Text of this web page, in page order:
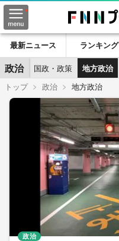
最新ニュース ランキング
政治 国政・政策 地方政治
トップ
政治 地方政治
政治